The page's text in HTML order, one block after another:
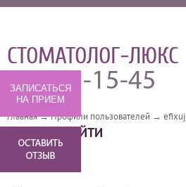
СТОМАТОЛОГ-ЛЮКС
3-15-45
Главная→Профили пользователей → efixuj
КАК НАС НАЙТИ
ЗАПИСАТЬСЯ
НА ПРИЕМ